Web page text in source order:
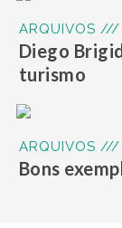
ARQUIVOS ///
Diego
turismo
ARQUIVOS ///
Bons